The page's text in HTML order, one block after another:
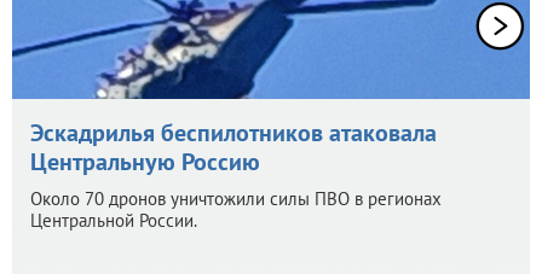
Эскадрилья беспилотников атаковала
Центральную Россию
Около 70 дронов уничтожили силы ПВО в регионах
Центральной России.